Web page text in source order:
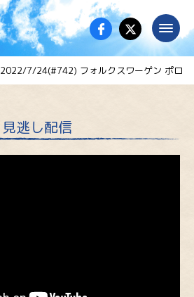
2022/7/24(#742) フォルクスワーゲン ポロ
見逃し配信